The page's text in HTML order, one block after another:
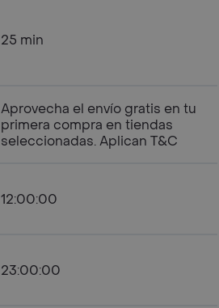
25 min
Aprovecha el envío gratis en tu
primera compra en tiendas
seleccionadas. Aplican T&C
12:00:00
23:00:00